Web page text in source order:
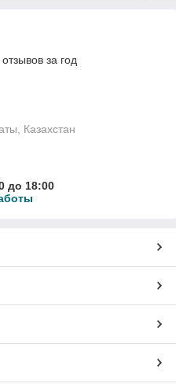
за год
Казахстан
до 18:00